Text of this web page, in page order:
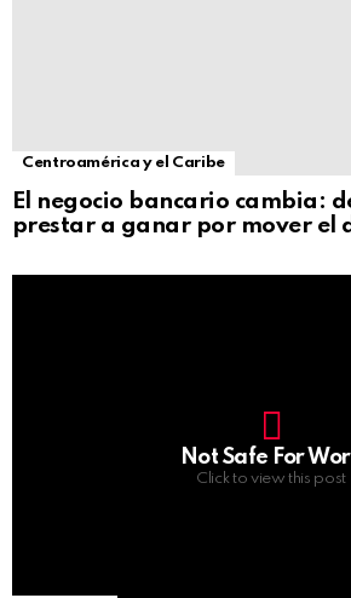
Centroamérica y el Caribe
El negocio bancario cambia:
prestar a ganar por mover el
Not Safe For
Click to view this post